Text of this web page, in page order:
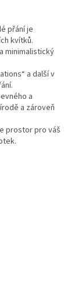
přání je
kvítků.
minimalistický
a další v
a
a zároveň
prostor pro váš